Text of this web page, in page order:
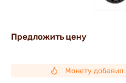
Предложить цену
Монету добавил